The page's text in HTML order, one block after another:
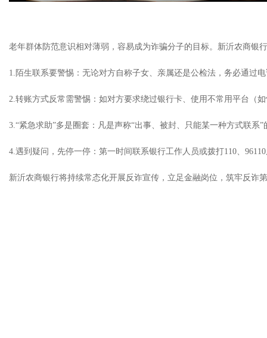
老年群体防范意识相对薄弱，容易成为诈骗分子的目标。新沂农商银
1.陌生联系要警惕：无论对方自称子女、亲属还是公检法，务必通过
2.转账方式反常需警惕：如对方要求绕过银行卡、使用不常用平台（
3.“紧急求助”多是圈套：凡是声称“出事、被封、只能某一种方式联系
4.遇到疑问，先停一停：第一时间联系银行工作人员或拨打110、
新沂农商银行将持续常态化开展反诈宣传，立足金融岗位，筑牢反